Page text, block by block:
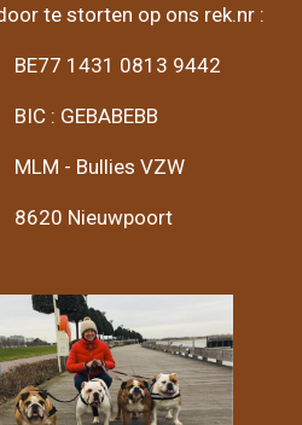
te storten op ons rek.nr :
BE77 1431 0813 9442
: GEBABEBB
- Bullies VZW
8620 Nieuwpoort